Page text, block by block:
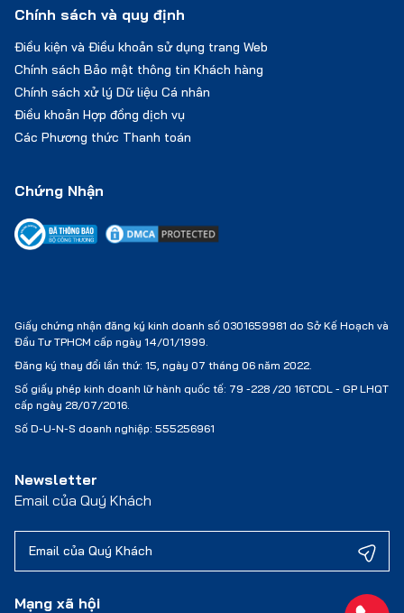
Chứng Nhận
Giấy chứng nhận đăng ký kinh doanh số 0301659981 do Sở Kế Hoạch và
Đầu Tư TPHCM cấp ngày 14/01/1999.
Đăng ký thay đổi lần thứ: 15, ngày 07 tháng 06 năm 2022.
Số giấy phép kinh doanh lữ hành quốc tế: 79 -228 /20 16TCDL - GP LHQT
cấp ngày 28/07/2016.
Số D-U-N-S doanh nghiệp: 555256961
Chính sách và quy định
Điều kiện và Điều khoản sử dụng trang Web
Chính sách Bảo mật thông tin Khách hàng
Chính sách xử lý Dữ liệu Cá nhân
Điều khoản Hợp đồng dịch vụ
Các Phương thức Thanh toán
Newsletter
Email của Quý Khách
Mạng xã hội